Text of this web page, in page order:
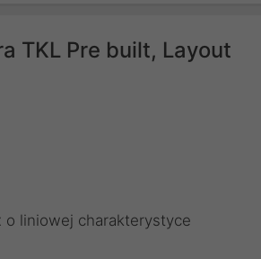
TKL Pre built, Layout
o liniowej charakterystyce